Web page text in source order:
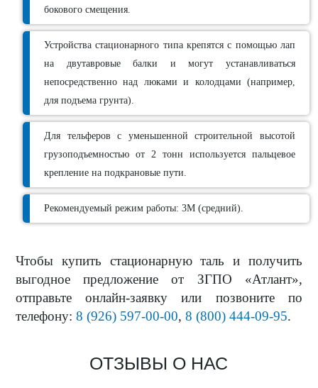
бокового смещения.
Устройства стационарного типа крепятся с помощью лап
на двутавровые балки и могут устанавливаться
непосредственно над люками и колодцами (например,
для подъема грунта).
Для тельферов с уменьшенной строительной высотой
грузоподъемностью от 2 тонн используется пальцевое
крепление на подкрановые пути.
Рекомендуемый режим работы: 3М (средний).
Чтобы купить стационарную таль и получить
выгодное предложение от ЗГПО «Атлант»,
отправьте онлайн-заявку или позвоните по
телефону: 8 (926) 597-00-00, 8 (800) 444-09-95.
ОТЗЫВЫ О НАС